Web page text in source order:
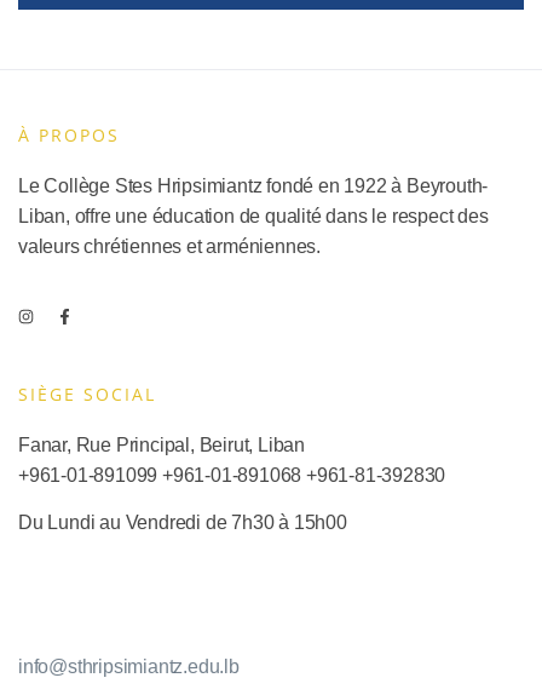
À PROPOS
Le Collège Stes Hripsimiantz fondé en 1922 à Beyrouth-
Liban, offre une éducation de qualité dans le respect des
valeurs chrétiennes et arméniennes.
SIÈGE SOCIAL​
Fanar, Rue Principal, Beirut, Liban
+961-01-891099 +961-01-891068+961-81-392830
Du Lundi au Vendredi de 7h30 à 15h00
info@sthripsimiantz.edu.lb